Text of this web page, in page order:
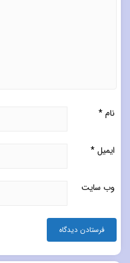
نام*
ایمیل*
وب‌ سایت